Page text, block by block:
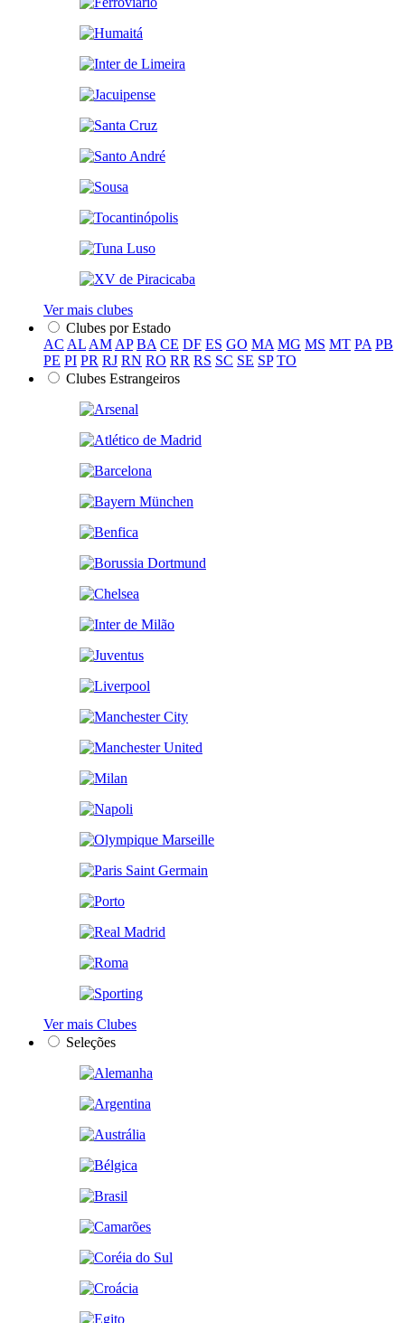
Ver mais clubes
Clubes por Estado
AC AL AM AP BA CE DF ES GO MA MG MS MT PA PB
PE PI PR RJ RN RO RR RS SC SE SP TO
Clubes Estrangeiros
Ver mais Clubes
Seleções